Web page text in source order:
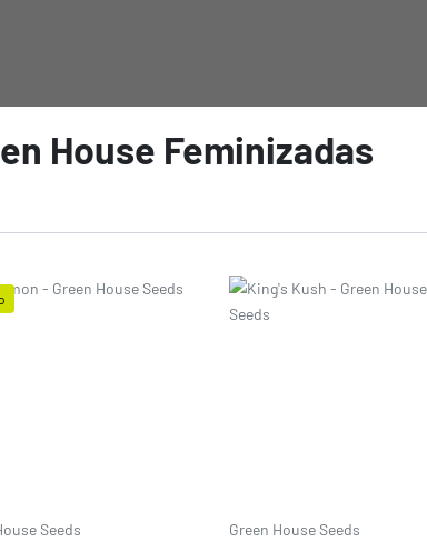
House Feminizadas
Seeds
Prezzo
Green House Seeds